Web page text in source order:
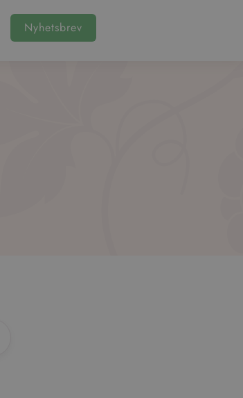
Nyhetsbrev